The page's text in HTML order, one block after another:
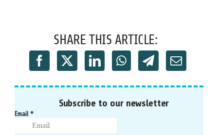
SHARE THIS ARTICLE:
Subscribe to our newsletter